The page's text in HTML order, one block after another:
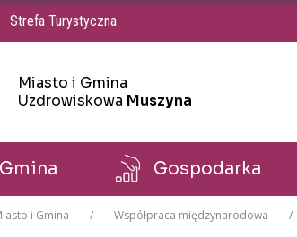
Strefa Turystyczna
Muszyna
Miasto i Gmina
Uzdrowiskowa Muszyna
Gospodarka
i Gmina Współpraca międzynarodowa